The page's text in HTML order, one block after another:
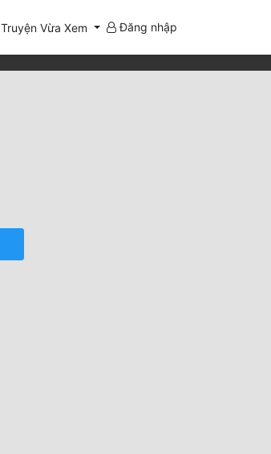
Truyện Vừa Xem Đăng nhập